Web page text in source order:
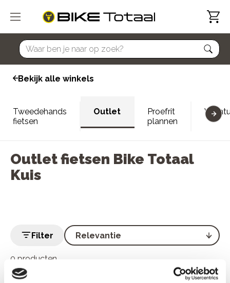
home
Bekijk alle winkels
Tweedehands
fietsen
Outlet
Proefrit
plannen
Outlet fietsen Bike Totaal
Kuis
0 producten
Filter